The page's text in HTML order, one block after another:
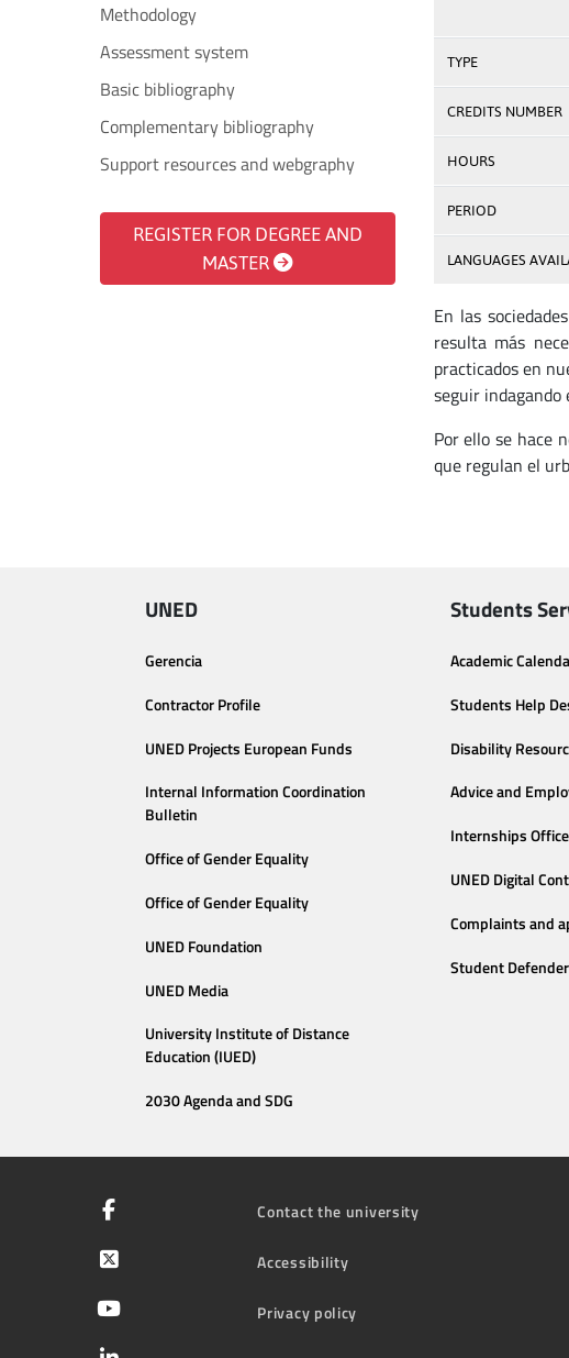
Methodology
Assessment system
Basic bibliography
Complementary bibliography
Support resources and webgraphy
REGISTER FOR DEGREE AND
MASTER
TYPE
CREDITS NUMBER
HOURS
PERIOD
LANGUAGES
En las
resulta más
practicados en
seguir indagando
Por ello se hace
que regulan el
UNED
Gerencia
Contractor Profile
UNED Projects European Funds
Internal Information Coordination
Bulletin
Office of Gender Equality
Office of Gender Equality
UNED Foundation
UNED Media
University Institute of Distance
Education (IUED)
2030 Agenda and SDG
Students
Academic
Students Help
Disability
Advice and
Internships Office
UNED Digital
Complaints and
Student Defender
Contact the university
Accessibility
Privacy policy